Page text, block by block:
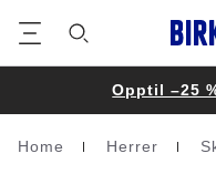
Opptil –25
Homepage
Home Herrer